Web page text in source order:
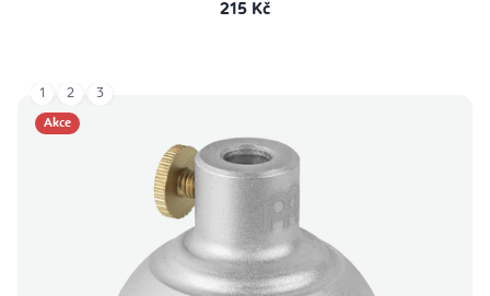
215 Kč
Akce
1 2 3